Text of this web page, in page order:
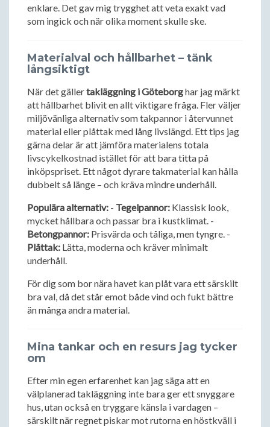
enklare. Det gav mig trygghet att veta exakt vad
som ingick och när olika moment skulle ske.
Materialval och hållbarhet – tänk
långsiktigt
När det gällertakläggning i Göteborghar jag märkt
att hållbarhet blivit en allt viktigare fråga. Fler väljer
miljövänliga alternativ som takpannor i återvunnet
material eller plåttak med lång livslängd. Ett tips jag
gärna delar är att jämföra materialens totala
livscykelkostnad istället för att bara titta på
inköpspriset. Ett något dyrare takmaterial kan hålla
dubbelt så länge – och kräva mindre underhåll.
Populära alternativ: - Tegelpannor: Klassisk look,
mycket hållbara och passar bra i kustklimat. -
Betongpannor: Prisvärda och tåliga, men tyngre. -
Plåttak: Lätta, moderna och kräver minimalt
underhåll.
För dig som bor nära havet kan plåt vara ett särskilt
bra val, då det står emot både vind och fukt bättre
än många andra material.
Mina tankar och en resurs jag tycker
om
Efter min egen erfarenhet kan jag säga att en
välplanerad takläggning inte bara ger ett snyggare
hus, utan också en tryggare känsla i vardagen –
särskilt när regnet piskar mot rutorna en höstkväll i